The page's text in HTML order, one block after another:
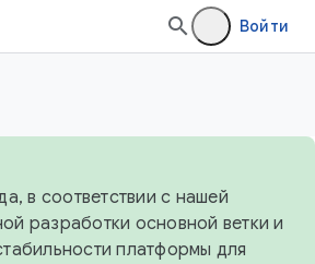
Войти
в соответствии с нашей
разработки основной ветки и
платформы для